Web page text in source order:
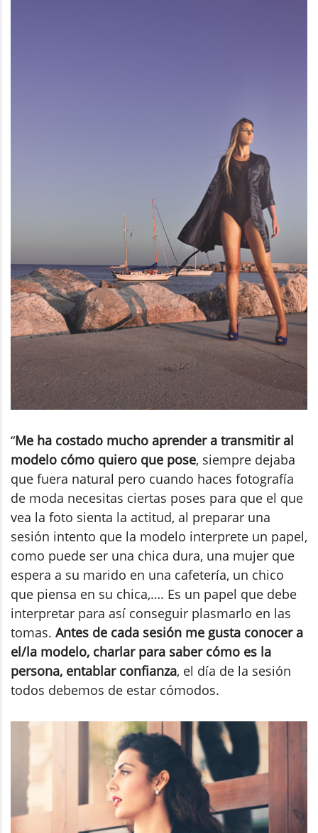
“Me ha costado mucho aprender a transmitir al
modelo cómo quiero que pose, siempre dejaba
que fuera natural pero cuando haces fotografía
de moda necesitas ciertas poses para que el que
vea la foto sienta la actitud, al preparar una
sesión intento que la modelo interprete un papel,
como puede ser una chica dura, una mujer que
espera a su marido en una cafetería, un chico
que piensa en su chica,…. Es un papel que debe
interpretar para así conseguir plasmarlo en las
tomas. Antes de cada sesión me gusta conocer a
el/la modelo, charlar para saber cómo es la
persona, entablar confianza, el día de la sesión
todos debemos de estar cómodos.